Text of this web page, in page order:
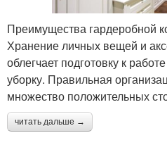
Преимущества гардеробной
Хранение личных вещей и
облегчает подготовку к
уборку. Правильная
множество положительных
читать дальше →